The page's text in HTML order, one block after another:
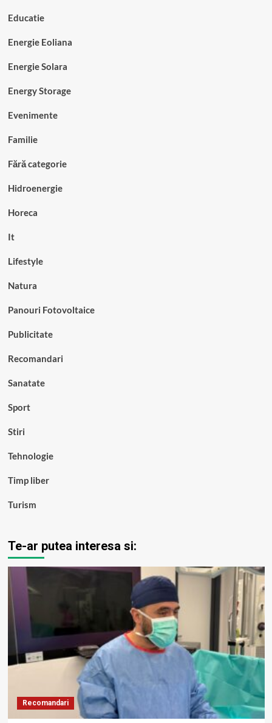
Educatie
Energie Eoliana
Energie Solara
Energy Storage
Evenimente
Familie
Fără categorie
Hidroenergie
Horeca
It
Lifestyle
Natura
Panouri Fotovoltaice
Publicitate
Recomandari
Sanatate
Sport
Stiri
Tehnologie
Timp liber
Turism
Te-ar putea interesa si:
Recomandari